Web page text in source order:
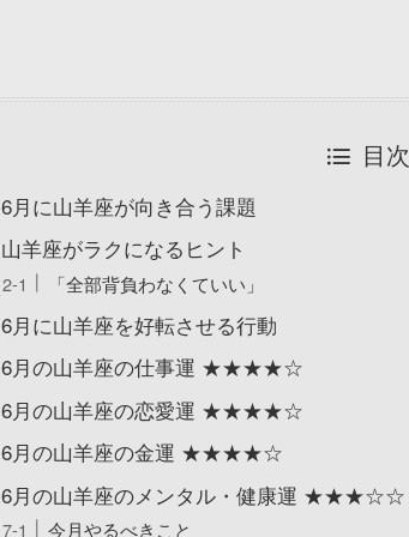
目次
6月に山羊座が向き合う課題
山羊座がラクになるヒント
「全部背負わなくていい」
6月に山羊座を好転させる行動
6月の山羊座の仕事運 ★★★★☆
6月の山羊座の恋愛運 ★★★★☆
6月の山羊座の金運 ★★★★☆
6月の山羊座のメンタル・健康運 ★★★☆☆
今月やるべきこと